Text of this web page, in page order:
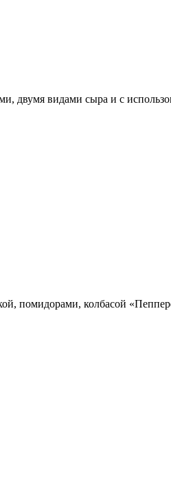
двумя видами сыра и с
помидорами, колбасой